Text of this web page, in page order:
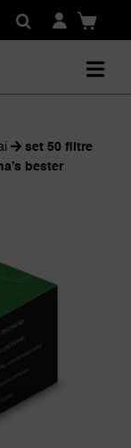
set 50 filtre
bester